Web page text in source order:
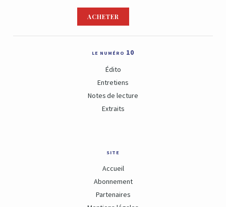
ACHETER
le numéro 10
Édito
Entretiens
Notes de lecture
Extraits
site
Accueil
Abonnement
Partenaires